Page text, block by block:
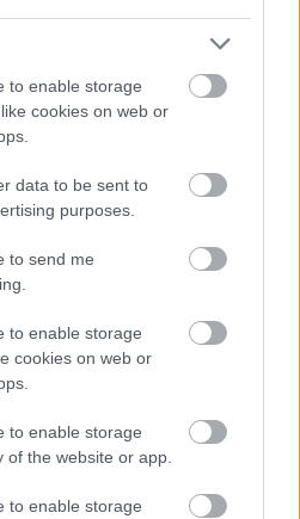
to enable storage
cookies on web or
data to be sent to
purposes.
to send me
to enable storage
cookies on web or
to enable storage
of the website or app.
to enable storage
második világháború